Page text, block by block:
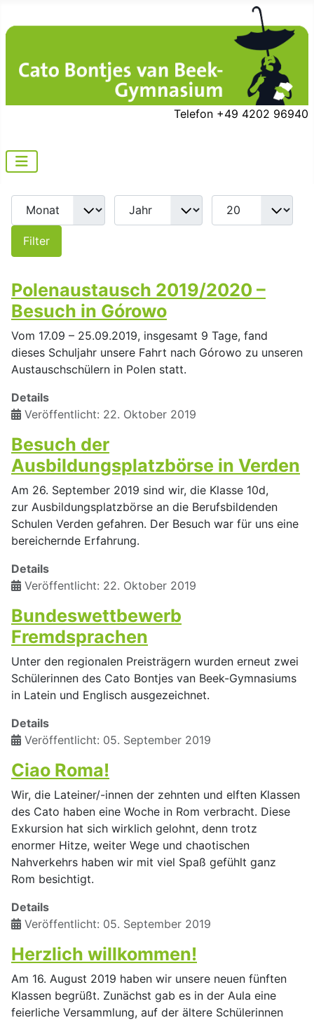
Telefon +49 4202 96940
Filter
Polenaustausch 2019/2020 –
Besuch in Górowo
Vom 17.09 – 25.09.2019, insgesamt 9 Tage, fand
dieses Schuljahr unsere Fahrt nach Górowo zu unseren
Austauschschülern in Polen statt.
Details
Veröffentlicht: 22. Oktober 2019
Besuch der
Ausbildungsplatzbörse in Verden
Am 26. September 2019 sind wir, die Klasse 10d,
zur Ausbildungsplatzbörse an die Berufsbildenden
Schulen Verden gefahren. Der Besuch war für uns eine
bereichernde Erfahrung.
Details
Veröffentlicht: 22. Oktober 2019
Bundeswettbewerb
Fremdsprachen
Unter den regionalen Preisträgern wurden erneut zwei
Schülerinnen des Cato Bontjes van Beek-Gymnasiums
in Latein und Englisch ausgezeichnet.
Details
Veröffentlicht: 05. September 2019
Ciao Roma!
Wir, die Lateiner/-innen der zehnten und elften Klassen
des Cato haben eine Woche in Rom verbracht. Diese
Exkursion hat sich wirklich gelohnt, denn trotz
enormer Hitze, weiter Wege und chaotischen
Nahverkehrs haben wir mit viel Spaß gefühlt ganz
Rom besichtigt.
Details
Veröffentlicht: 05. September 2019
Herzlich willkommen!
Am 16. August 2019 haben wir unsere neuen fünften
Klassen begrüßt. Zunächst gab es in der Aula eine
feierliche Versammlung, auf der ältere Schülerinnen